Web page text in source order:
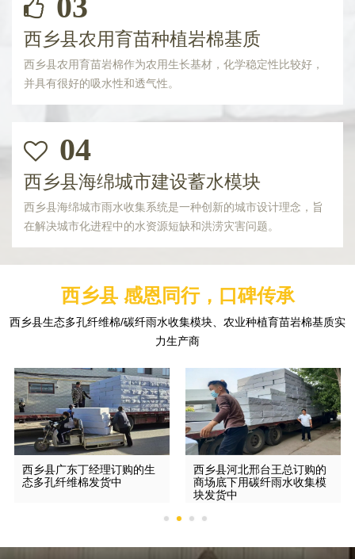
西乡县农用育苗种植岩棉基质
西乡县农用育苗岩棉作为农用生长基材，化学稳定性比较好，
并具有很好的吸水性和透气性。
04
西乡县海绵城市建设蓄水模块
西乡县海绵城市雨水收集系统是一种创新的城市设计理念，旨
在解决城市化进程中的水资源短缺和洪涝灾害问题。
西乡县 感恩同行，口碑传承
西乡县生态多孔纤维棉/碳纤雨水收集模块、农业种植育苗岩棉基质实
力生产商
西乡县广东丁经理订购的生
态多孔纤维棉发货中
西乡县河北邢台王总订购的
商场底下用碳纤雨水收集模
块发货中